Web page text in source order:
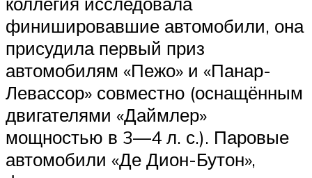
финишировавшие автомобили, она
присудила первый приз
автомобилям «Пежо» и «Панар-
Левассор» совместно (оснащённым
двигателями «Даймлер»
мощностью в 3—4 л. с.). Паровые
автомобили «Де Дион-Бутон»,